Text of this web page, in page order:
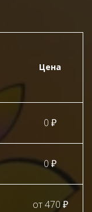
Цена
0 ₽
0 ₽
от 470 ₽